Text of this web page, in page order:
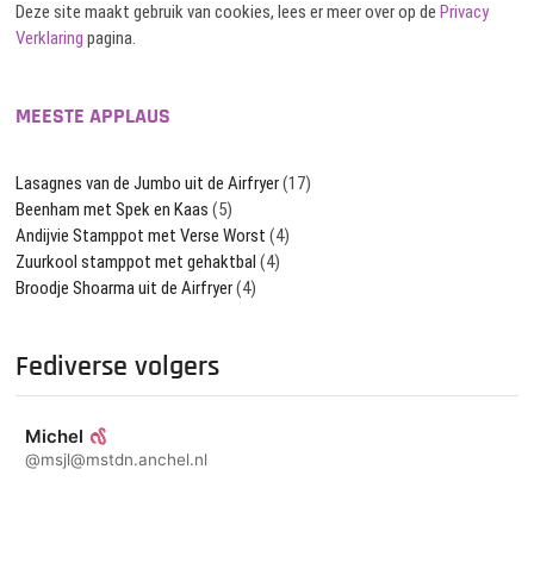
Deze site maakt gebruik van cookies, lees er meer over op dePrivacy
Verklaring pagina.
MEESTE APPLAUS
Lasagnes van de Jumbo uit de Airfryer(17)
Beenham met Spek en Kaas (5)
Andijvie Stamppot met Verse Worst (4)
Zuurkool stamppot met gehaktbal (4)
Broodje Shoarma uit de Airfryer(4)
Fediverse volgers
Michel
@msjl@mstdn.anchel.nl